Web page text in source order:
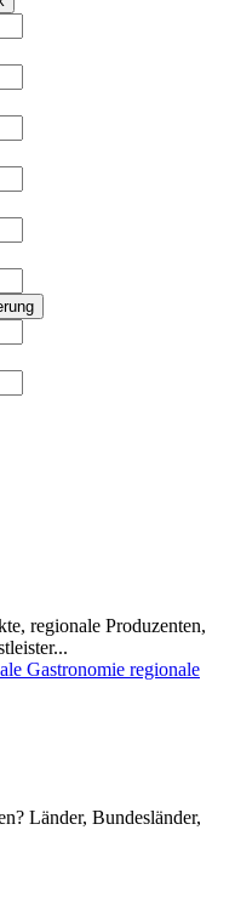
regionale Produzenten,
Gastronomie regionale
Länder, Bundesländer,